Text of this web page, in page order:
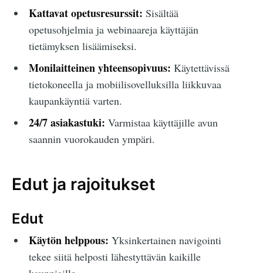
Kattavat opetusresurssit: Sisältää
opetusohjelmia ja webinaareja käyttäjän
tietämyksen lisäämiseksi.
Monilaitteinen yhteensopivuus: Käytettävissä
tietokoneella ja mobiilisovelluksilla liikkuvaa
kaupankäyntiä varten.
24/7 asiakastuki: Varmistaa käyttäjille avun
saannin vuorokauden ympäri.
Edut ja rajoitukset
Edut
Käytön helppous: Yksinkertainen navigointi
tekee siitä helposti lähestyttävän kaikille